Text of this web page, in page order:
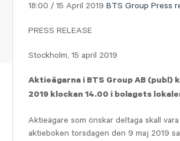
18:00 / 15 April 2019 BTS Group Press
PRESS RELEASE
Stockholm, 15 april 2019
Aktieägarna i BTS Group AB (publ)
2019 klockan 14.00 i bolagets
Aktieägare som önskar deltaga skall
aktieboken torsdagen den 9 maj 2019